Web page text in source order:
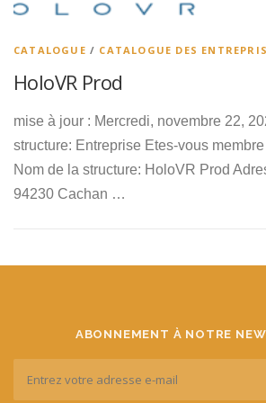
CATALOGUE / CATALOGUE DES
HoloVR Prod
mise à jour : Mercredi, novembre 22,
structure: Entreprise Etes-vous membre
Nom de la structure: HoloVR Prod
94230 Cachan …
ABONNEMENT À NOTRE